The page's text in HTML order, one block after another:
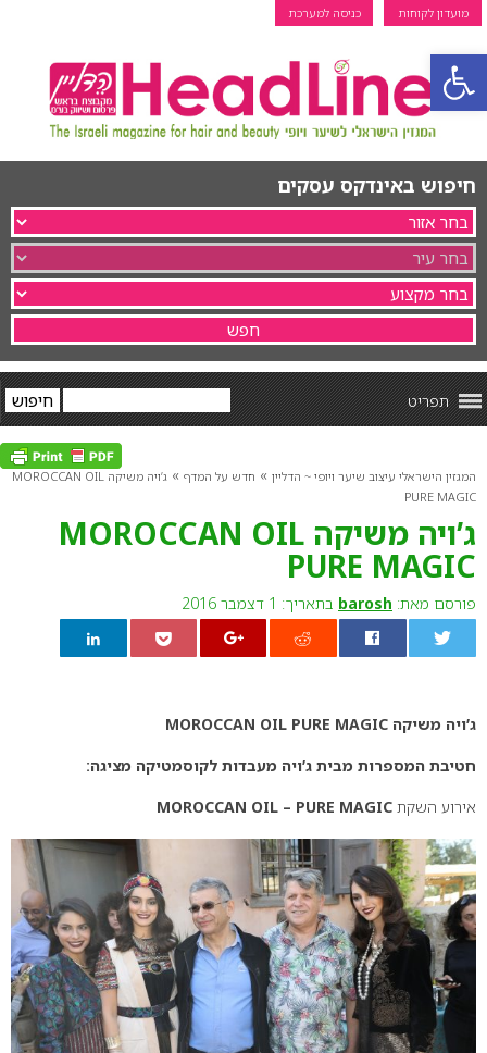
פתח סרגל נגישות
מועדון לקוחות כניסה למערכת
חיפוש באינדקס עסקים
תפריט
המגזין הישראלי עיצוב שיער ויופי ~ הדליין » חדש על המדף »
ג’ויה משיקה MOROCCAN OIL
PURE MAGIC
ג’ויה משיקה MOROCCAN OIL
PURE MAGIC
פורסם מאת: barosh בתאריך: 1 דצמבר 2016
ג’ויה משיקה MOROCCAN OIL PURE MAGIC
חטיבת המספרות מבית ג’ויה מעבדות לקוסמטיקה מציגה:
אירוע השקת MOROCCAN OIL – PURE MAGIC